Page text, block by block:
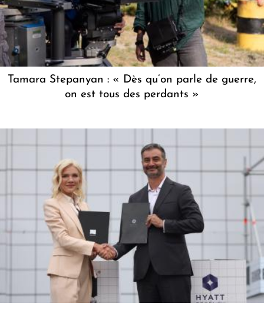
Tamara Stepanyan : « Dès qu’on parle de guerre,
on est tous des perdants »